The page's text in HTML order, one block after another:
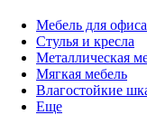
Мебель для офиса
Стулья и кресла
Металлическая
Мягкая мебель
Влагостойкие
Еще